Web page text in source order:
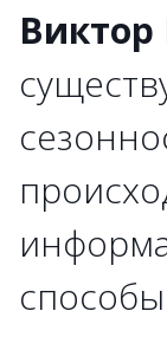
Виктор